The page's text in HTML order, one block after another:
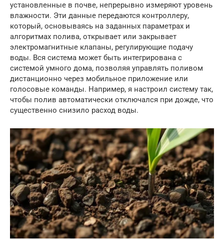
установленные в почве, непрерывно измеряют уровень
влажности. Эти данные передаются контроллеру,
который, основываясь на заданных параметрах и
алгоритмах полива, открывает или закрывает
электромагнитные клапаны, регулирующие подачу
воды. Вся система может быть интегрирована с
системой умного дома, позволяя управлять поливом
дистанционно через мобильное приложение или
голосовые команды. Например, я настроил систему так,
чтобы полив автоматически отключался при дожде, что
существенно снизило расход воды.